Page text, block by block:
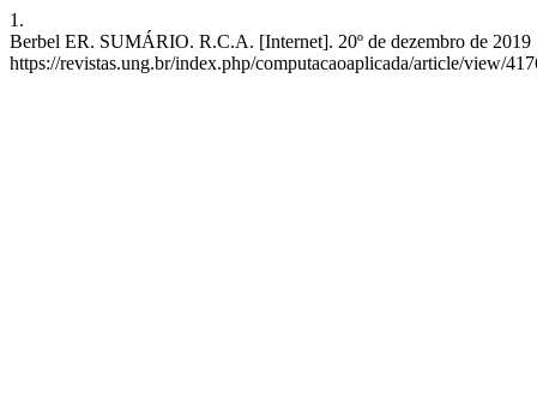
1.
Berbel ER. SUMÁRIO. R.C.A. [Internet]. 20º de dezembro de
https://revistas.ung.br/index.php/computacaoaplicada/article/view/